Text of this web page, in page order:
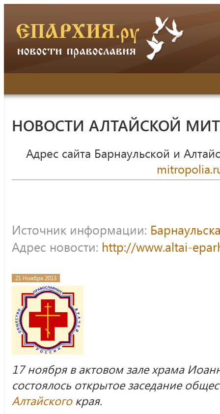
НОВОСТИ АЛТАЙСКОЙ
Адрес сайта Барнаульской и
Источник информации:
Адрес новости: http://www.altai-
21 Ноября 2013
17 ноября в актовом зале храма
состоялось открытое заседание
Алтайскогокрая.